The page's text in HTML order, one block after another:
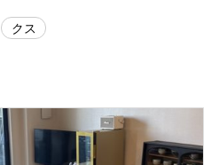
クス